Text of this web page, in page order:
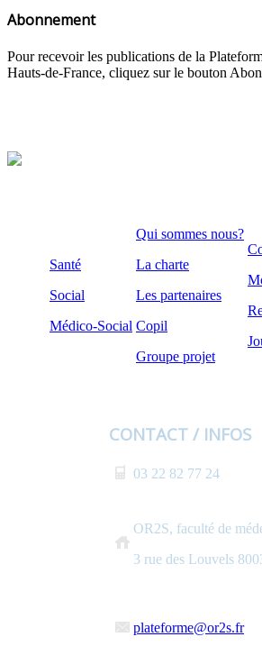
Abonnement
Pour recevoir les publications de la
Hauts-de-France, cliquez sur le bouton
Santé
Social
Médico-Social
Qui sommes nous?
La charte
Les partenaires
Copil
Groupe projet
CONTACT / INFOS
03 22 82 77 24
OR2S, faculté de
3 rue des Louvels
plateforme@or2s.fr